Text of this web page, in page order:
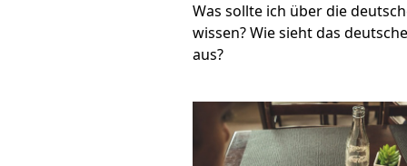
Was sollte ich über die
wissen? Wie sieht das
aus?